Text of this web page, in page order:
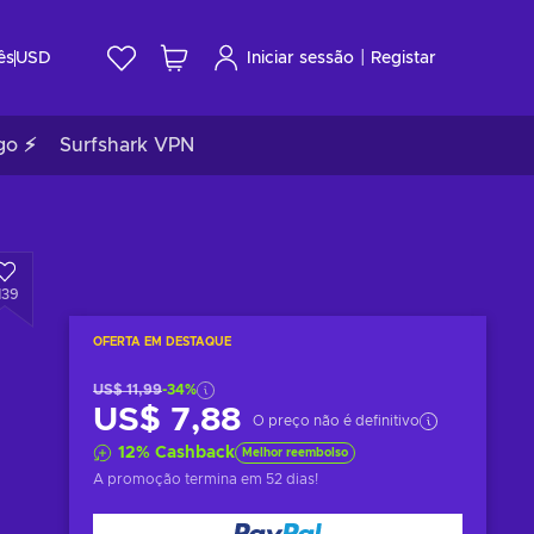
USD Iniciar sessão Registar
⚡ Surfshark VPN
OFERTA EM DESTAQUE
US$ 11,99-34%
US$ 7,88 O preço não é definitivo
12% Cashback Melhor reembolso
A promoção termina em 52 dias!